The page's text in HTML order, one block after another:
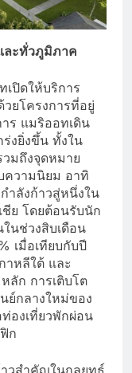
ละทั่วภูมิภาค
ปิดให้บริการ
ยโครงการที่อยู่
ร แมริออทเดิน
งยิ่งขึ้น ทั้งใน
มถึงจุดหมาย
ความนิยม อาทิ
ำลังก้าวสู่หนึ่งใน
ชีย โดยต้อนรับนัก
นช่วงสิบเดือน
เมื่อเทียบกับปี
าหลีใต้ และ
ลัก การเติบโต
ย์กลางใหม่ของ
ท่องเที่ยวพักผ่อน
ก
าวสำคัญในกลยุทธ์